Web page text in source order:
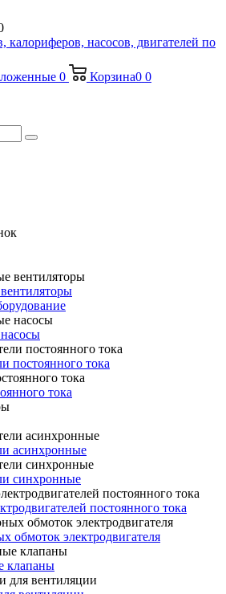
калориферов, насосов, двигателей по
0 Корзина0 0
постоянного тока
тока
асинхронные
синхронные
постоянного тока
обмоток электродвигателя
клапаны